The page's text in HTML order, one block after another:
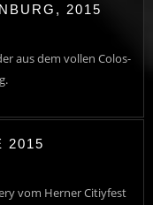
2015
aus dem vollen Colos-
2015
vom Herner Citiyfest